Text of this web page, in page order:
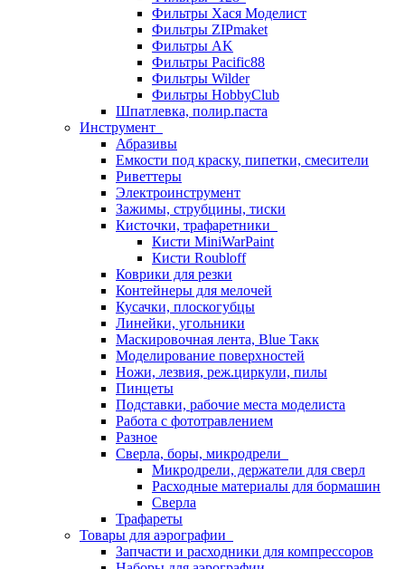
Фильтры Хася Моделист
Фильтры ZIPmaket
Фильтры AK
Фильтры Pacific88
Фильтры Wilder
Фильтры HobbyClub
Шпатлевка, полир.паста
Инструмент
Абразивы
Емкости под краску, пипетки, смесители
Риветтеры
Электроинструмент
Зажимы, струбцины, тиски
Кисточки, трафаретники
Кисти MiniWarPaint
Кисти Roubloff
Коврики для резки
Контейнеры для мелочей
Кусачки, плоскогубцы
Линейки, угольники
Маскировочная лента, Blue Такк
Моделирование поверхностей
Ножи, лезвия, реж.циркули, пилы
Пинцеты
Подставки, рабочие места моделиста
Работа с фототравлением
Разное
Сверла, боры, микродрели
Микродрели, держатели для сверл
Расходные материалы для бормашин
Сверла
Трафареты
Товары для аэрографии
Запчасти и расходники для компрессоров